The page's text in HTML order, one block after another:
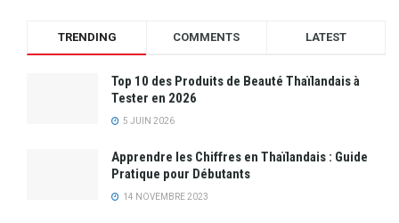
TRENDING COMMENTS LATEST
Top 10 des Produits de Beauté Thaïlandais à
Tester en 2026
5 JUIN 2026
Apprendre les Chiffres en Thaïlandais : Guide
Pratique pour Débutants
14 NOVEMBRE 2023